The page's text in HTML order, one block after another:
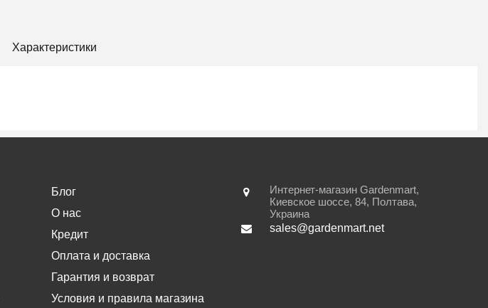
Характеристики
Блог
О нас
Кредит
Оплата и доставка
Гарантия и возврат
Условия и правила магазина
Интернет-магазин Gardenmart,
Киевское шоссе, 84, Полтава,
Украина
sales@gardenmart.net